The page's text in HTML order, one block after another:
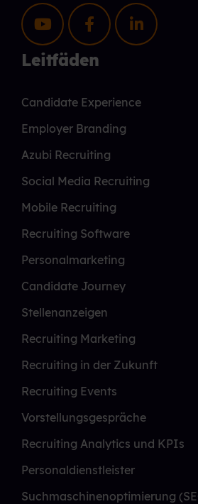
Leitfäden
Candidate Experience
Employer Branding
Azubi Recruiting
Social Media Recruiting
Mobile Recruiting
Recruiting Software
Personalmarketing
Candidate Journey
Stellenanzeigen
Recruiting Marketing
Recruiting in der Zukunft
Recruiting Events
Vorstellungsgespräche
Recruiting Analytics und KPIs
Personaldienstleister
Suchmaschinenoptimierung